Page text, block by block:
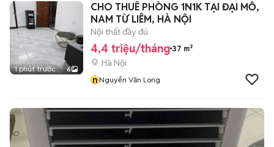
1 phút trước 6
CHO THUÊ PHÒNG 1N1K TẠI ĐẠI MỖ,
NAM TỪ LIÊM, HÀ NỘI
Nội thất đầy đủ
4,4 triệu/tháng 37 m²
Hà Nội
nNguyển Văn Long